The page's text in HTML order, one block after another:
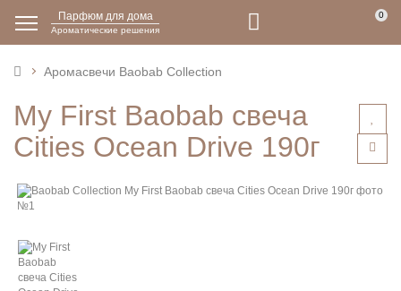
Парфюм для дома
Ароматические решения
0
Аромасвечи Baobab Collection
My First Baobab свеча
Cities Ocean Drive 190г